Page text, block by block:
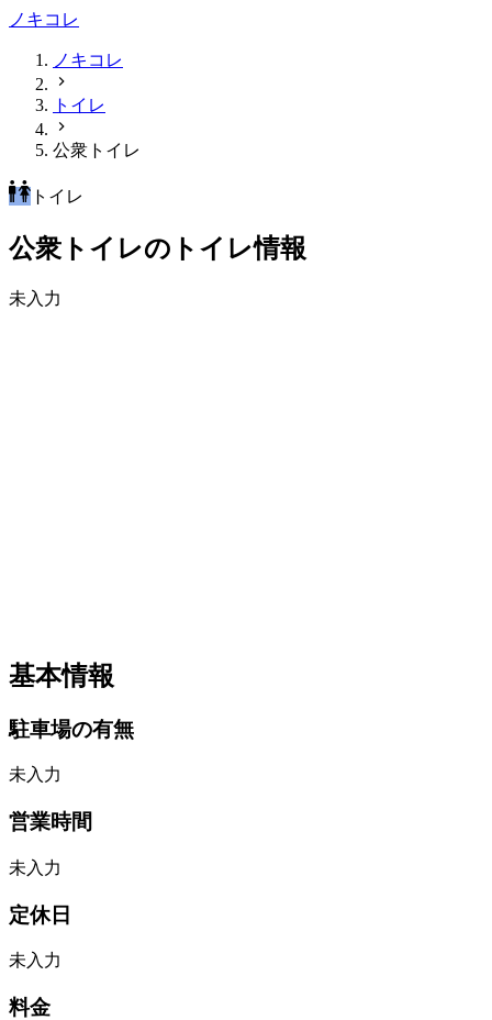
ノキコレ
ノキコレ
トイレ
公衆トイレ
トイレ
公衆トイレのトイレ情報
未入力
基本情報
駐車場の有無
未入力
営業時間
未入力
定休日
未入力
料金